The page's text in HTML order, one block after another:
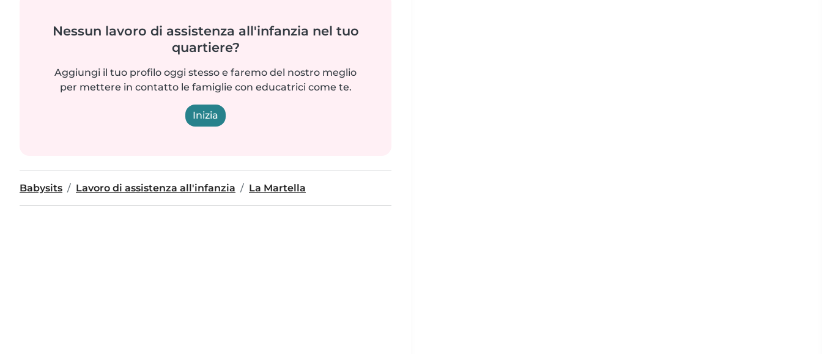
Nessun lavoro di assistenza all'infanzia nel tuo
quartiere?
Aggiungi il tuo profilo oggi stesso e faremo del nostro meglio
per mettere in contatto le famiglie con educatrici come te.
Inizia
Babysits Lavoro di assistenza all'infanzia La Martella